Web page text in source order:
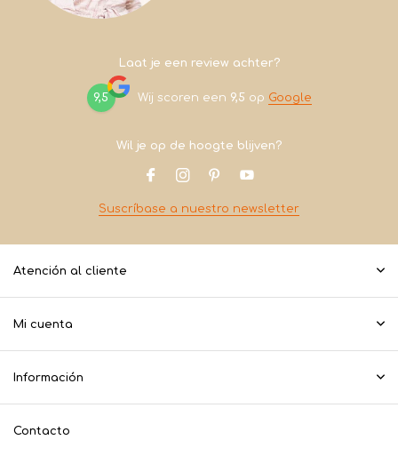
Laat je een review achter?
9,5 Wij scoren een 9,5 op Google
Wil je op de hoogte blijven?
Suscríbase a nuestro newsletter
Atención al cliente
Mi cuenta
Información
Contacto